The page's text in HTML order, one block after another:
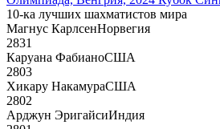
10-ка лучших шахматистов мира
Магнус КарлсенНорвегия
2831
Каруана ФабианоСША
2803
Хикару НакамураСША
2802
Арджун ЭригайсиИндия